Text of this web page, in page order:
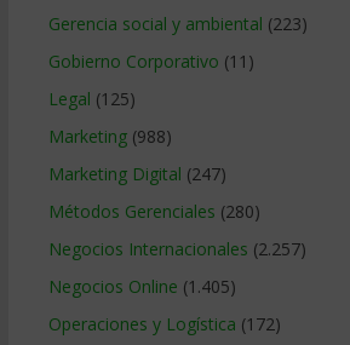
Gerencia social y ambiental (223)
Gobierno Corporativo (11)
Legal (125)
Marketing(988)
Marketing Digital (247)
Métodos Gerenciales (280)
Negocios Internacionales (2.257)
Negocios Online (1.405)
Operaciones y Logística (172)